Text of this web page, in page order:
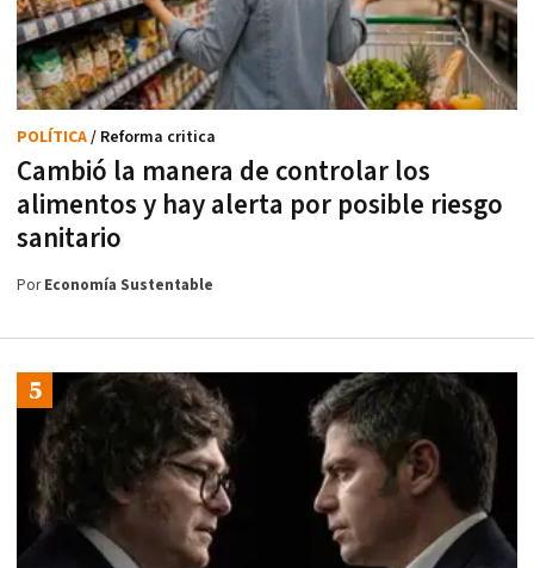
Cambió la manera de controlar los
alimentos y hay alerta por posible riesgo
sanitario
POLÍTICA/ Reforma critica
PorEconomía Sustentable